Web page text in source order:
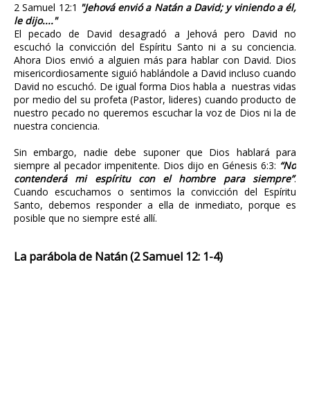
2 Samuel 12:1 "Jehová envió a Natán a David; y viniendo a él,
le dijo...."
El pecado de David desagradó a Jehová pero David no
escuchó la convicción del Espíritu Santo ni a su conciencia.
Ahora Dios envió a alguien más para hablar con David. Dios
misericordiosamente siguió hablándole a David incluso cuando
David no escuchó. De igual forma Dios habla a nuestras vidas
por medio del su profeta (Pastor, lideres) cuando producto de
nuestro pecado no queremos escuchar la voz de Dios ni la de
nuestra conciencia.
Sin embargo, nadie debe suponer que Dios hablará para
siempre al pecador impenitente. Dios dijo en Génesis 6:3: “No
contenderá mi espíritu con el hombre para siempre”.
Cuando escuchamos o sentimos la convicción del Espíritu
Santo, debemos responder a ella de inmediato, porque es
posible que no siempre esté allí.
La parábola de Natán (2 Samuel 12: 1-4)